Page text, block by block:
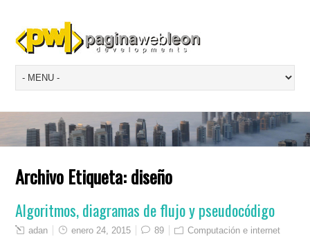
Archivo Etiqueta:diseño
Algoritmos, diagramas de flujo y pseudocódigo
adan enero 24, 2015 89
Computación e internet